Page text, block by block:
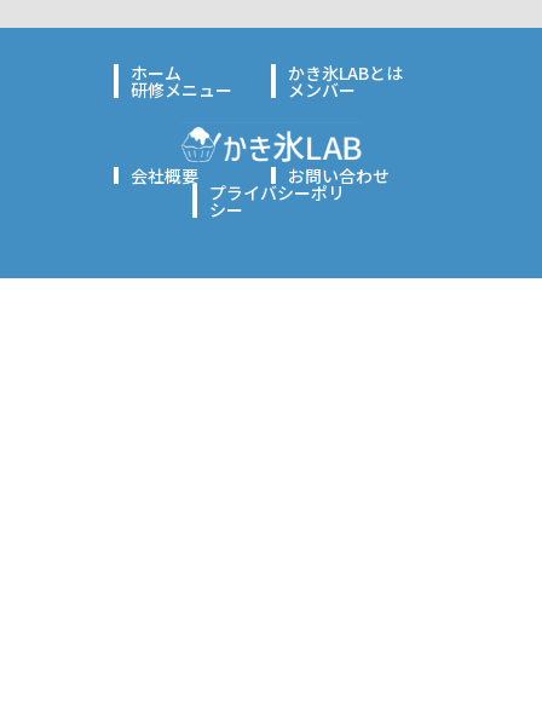
ホーム かき氷LABとは
研修メニュー メンバー
会社概要 お問い合わせ
プライバシーポリ
シー